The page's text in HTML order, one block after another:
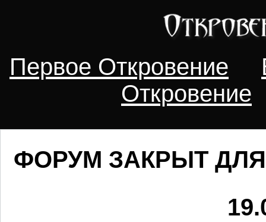
Первое Откровение
Откровение
ФОРУМ ЗАКРЫТ